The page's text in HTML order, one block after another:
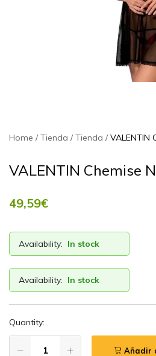
Home Tienda Tienda VALENTIN
VALENTIN Chemise
49,59€
Availability: In stock
Availability: In stock
Quantity:
Añadir